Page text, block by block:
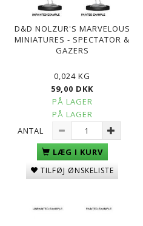
D&D NOLZUR'S MARVELOUS
MINIATURES - SPECTATOR &
GAZERS
0,024 KG
59,00 DKK
PÅ LAGER
PÅ LAGER
ANTAL
LÆG I KURV
TILFØJ ØNSKELISTE